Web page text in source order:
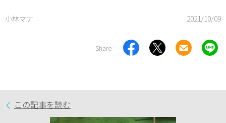
小林マナ 2021/10/09
Share
この記事を読む